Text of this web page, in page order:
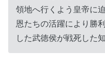
領地へ行くよう皇帝に
恩たちの活躍により勝
した武徳侯が戦死した